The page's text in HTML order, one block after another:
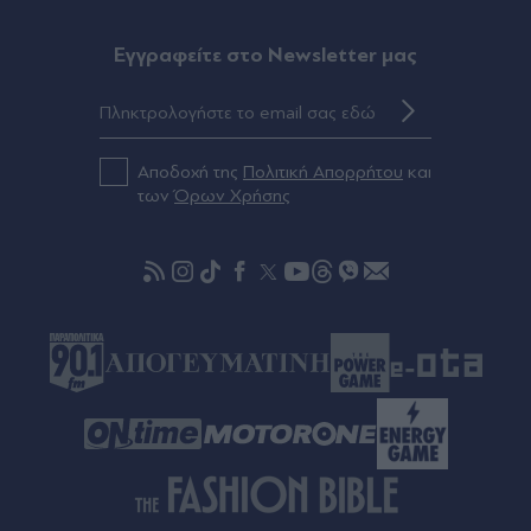
Πριν 38 λεπτά
Τρόμος στις ΗΠΑ: Βρέθηκε νεκρός 78χρονος,
κατηγορείται ότι τον μαχαίρωσε 15χρονος -
και έλεγε "έχω ένα δώρο για σένα" (Βίντεο)
Ζαλγκίρις: Ανακοίνωσε Κίναν Έβανς, που πάει
δανεικός στους Λόντον Λάιονς
Eγγραφείτε στο Newsletter μας
Αποδοχή της Πολιτική Απορρήτου και
τωνΌρων Χρήσης